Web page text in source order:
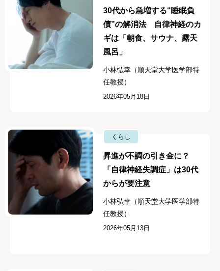
30代から急増する“睡眠負
債”の解消法 自律神経のカ
ギは「朝食、サウナ、露天
風呂」
小林弘幸（順天堂大学医学部特
任教授）
2026年05月18日
くらし
昇進が不調の引き金に？
「自律神経失調症」は30代
からが要注意
小林弘幸（順天堂大学医学部特
任教授）
2026年05月13日